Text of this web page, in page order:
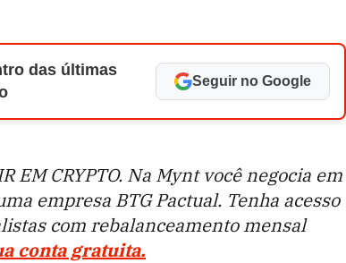
das últimas
Seguir no Google
EM CRYPTO. Na Mynt você negocia em
empresa BTG Pactual. Tenha acesso
com rebalanceamento mensal
conta gratuita.